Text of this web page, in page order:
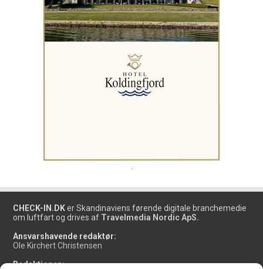
CHECK-IN.DK er Skandinaviens førende digitale branchemedie
om luftfart og drives af Travelmedia Nordic ApS.
Ansvarshavende redaktør:
Ole Kirchert Christensen
Redaktionen: